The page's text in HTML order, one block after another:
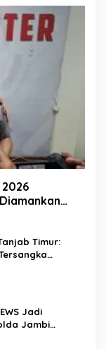
Timur:
Jadi
Jambi